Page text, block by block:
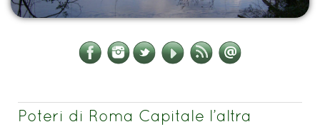
Poteri di Roma Capitale l’altra